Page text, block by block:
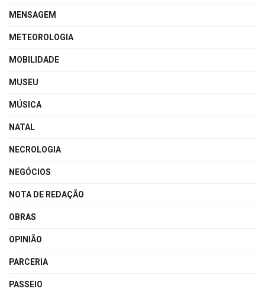
MENSAGEM
METEOROLOGIA
MOBILIDADE
MUSEU
MÚSICA
NATAL
NECROLOGIA
NEGÓCIOS
NOTA DE REDAÇÃO
OBRAS
OPINIÃO
PARCERIA
PASSEIO